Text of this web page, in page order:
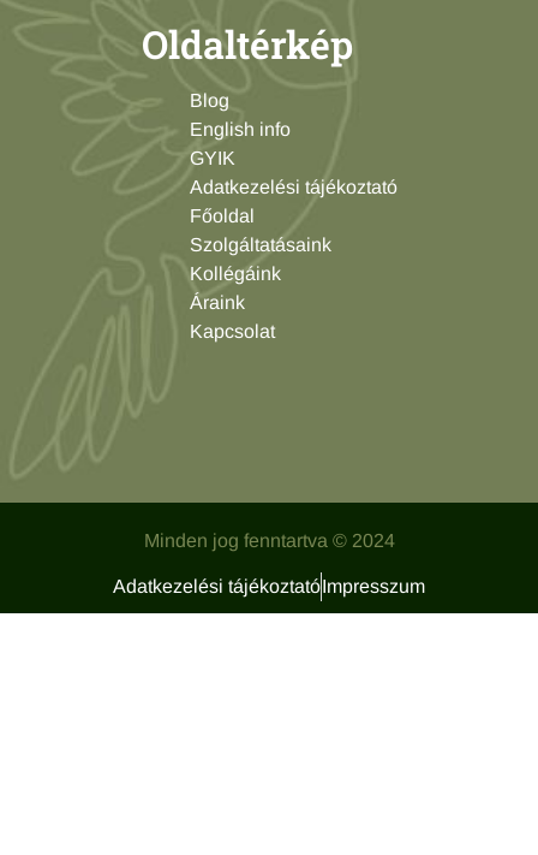
Oldaltérkép
Blog
English info
GYIK
Adatkezelési tájékoztató
Főoldal
Szolgáltatásaink
Kollégáink
Áraink
Kapcsolat
Minden jog fenntartva © 2024
Adatkezelési tájékoztatóImpresszum